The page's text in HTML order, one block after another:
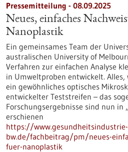
Pressemitteilung - 08.09.2025
Neues, einfaches
Nanoplastik
Ein gemeinsames Team der
australischen University of
Verfahren zur einfachen Analyse
in Umweltproben entwickelt.
ein gewöhnliches optisches
entwickelter Teststreifen – das
Forschungsergebnisse sind nun in
erschienen
https://www.gesundheitsindustrie-
bw.de/fachbeitrag/pm/neues-
fuer-nanoplastik